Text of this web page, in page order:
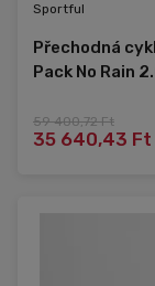
Sportful
Přechodná
Pack No Rain
59 400,72 Ft
35 640,43 Ft